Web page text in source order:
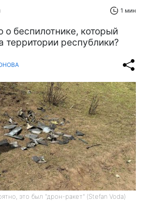
1 мин
о беспилотнике, который
территории республики?
это был "дрон-ракет" (Stefan Voda)